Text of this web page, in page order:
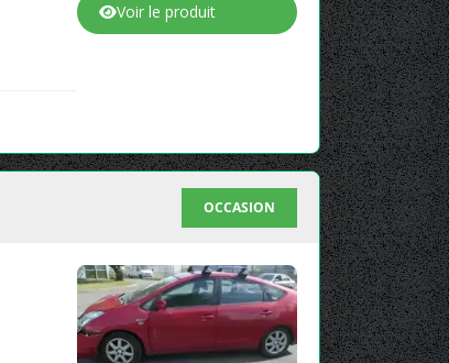
Voir le produit
OCCASION